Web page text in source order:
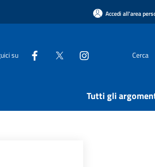
Accedi all'area
su Cerca
Tutti gli